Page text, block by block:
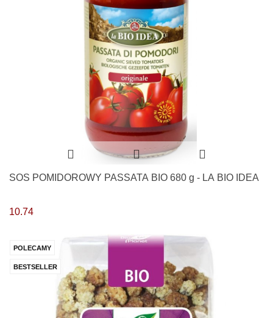
SOS POMIDOROWY PASSATA BIO 680 g - LA BIO IDEA
10.74
POLECAMY
BESTSELLER